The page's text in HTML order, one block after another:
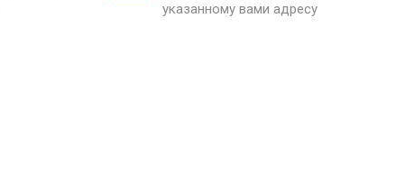
указанному вами адресу